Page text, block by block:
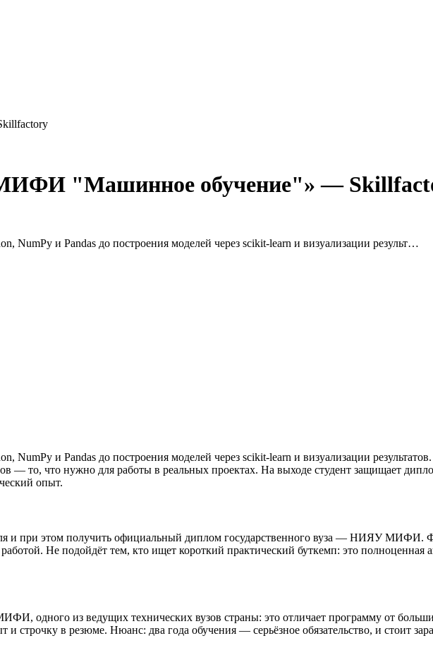
"Машинное обучение"» —
NumPy и Pandas до построения моделей через scikit-learn и визуализации результ…
NumPy и Pandas до построения моделей через scikit-learn и визуализации
— то, что нужно для работы в реальных проектах. На выходе студент защищает
опыт.
и при этом получить официальный диплом государственного вуза — НИЯУ МИФИ.
Не подойдёт тем, кто ищет короткий практический буткемп: это полноценная
одного из ведущих технических вузов страны: это отличает программу от
строчку в резюме. Нюанс: два года обучения — серьёзное обязательство, и стоит